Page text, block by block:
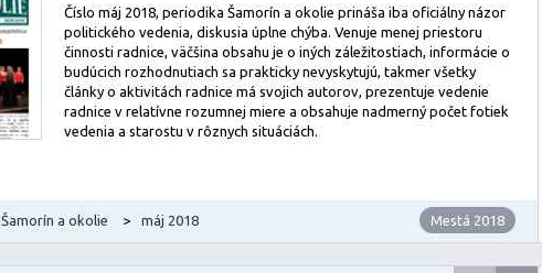
Číslo máj 2018, periodika Šamorín a okolie prináša iba oficiálny názor
politického vedenia, diskusia úplne chýba. Venuje menej priestoru
činnosti radnice, väčšina obsahu je o iných záležitostiach, informácie o
budúcich rozhodnutiach sa prakticky nevyskytujú, takmer všetky
články o aktivitách radnice má svojich autorov, prezentuje vedenie
radnice v relatívne rozumnej miere a obsahuje nadmerný počet fotiek
vedenia a starostu v rôznych situáciách.
Šamorín a okolie > máj 2018 Mestá 2018